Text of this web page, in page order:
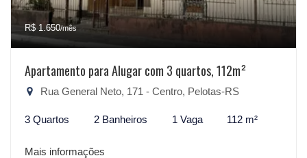
R$ 1.650/mês
Apartamento para Alugar com 3 quartos, 112m²
Rua General Neto, 171 - Centro, Pelotas-RS
3 Quartos 2 Banheiros 1 Vaga 112 m²
Mais informações